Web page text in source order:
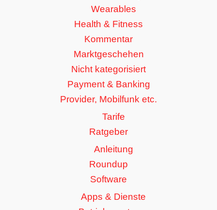
Wearables
Health & Fitness
Kommentar
Marktgeschehen
Nicht kategorisiert
Payment & Banking
Provider, Mobilfunk etc.
Tarife
Ratgeber
Anleitung
Roundup
Software
Apps & Dienste